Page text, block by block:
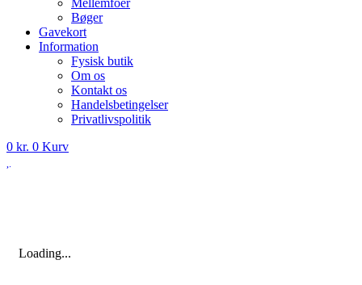
Mellemfoer
Bøger
Gavekort
Information
Fysisk butik
Om os
Kontakt os
Handelsbetingelser
Privatlivspolitik
0 kr. 0 Kurv
Loading...